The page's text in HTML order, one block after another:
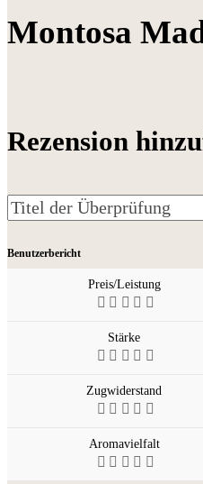
Montosa
Rezension
Benutzerbericht
Preis/Leistung
Stärke
Zugwiderstand
Aromavielfalt